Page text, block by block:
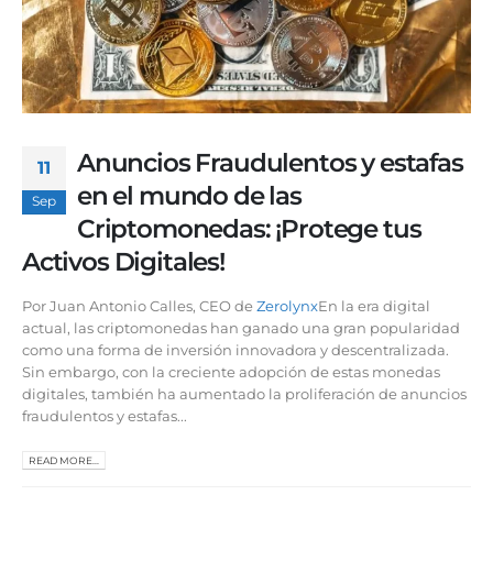
11
Sep
Anuncios Fraudulentos y estafas
en el mundo de las
Criptomonedas: ¡Protege tus
Activos Digitales!
Por Juan Antonio Calles, CEO deZerolynxEn la era digital
actual, las criptomonedas han ganado una gran popularidad
como una forma de inversión innovadora y descentralizada.
Sin embargo, con la creciente adopción de estas monedas
digitales, también ha aumentado la proliferación de anuncios
fraudulentos y estafas...
READ MORE...